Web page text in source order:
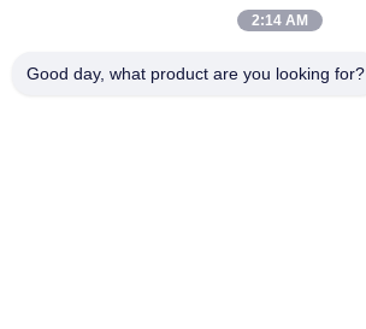
2:14 AM
Good day, what product are you looking for?